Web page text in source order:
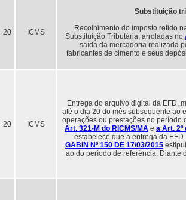
20 ICMS
Substituição
Recolhimento do imposto retido
Substituição Tributária, arroladas no
saída da mercadoria realizada
fabricantes de cimento e seus
20 ICMS
Entrega do arquivo digital da EFD,
até o dia 20 do mês subsequente ao
operações ou prestações no período
Art. 321-M do RICMS/MA e a Art. 2º
estabelece que a entrega da
GABIN Nº 150 DE 17/03/2015
ao do período de referência. Diante